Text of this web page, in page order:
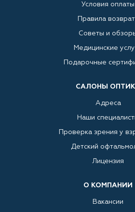
Условия оплаты
Правила
Советы и
Медицинские
Подарочные
САЛОНЫ
Адреса
Наши
Проверка зрения у
Детский
Лицензия
О КОМПАНИИ
Вакансии